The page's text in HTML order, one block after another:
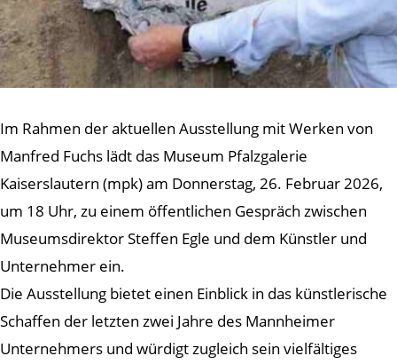
Im Rahmen der aktuellen Ausstellung mit Werken von
Manfred Fuchs lädt das Museum Pfalzgalerie
Kaiserslautern (mpk) am Donnerstag, 26. Februar 2026,
um 18 Uhr, zu einem öffentlichen Gespräch zwischen
Museumsdirektor Steffen Egle und dem Künstler und
Unternehmer ein.
Die Ausstellung bietet einen Einblick in das künstlerische
Schaffen der letzten zwei Jahre des Mannheimer
Unternehmers und würdigt zugleich sein vielfältiges